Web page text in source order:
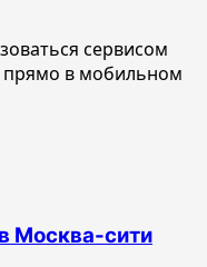
сервисом
прямо в мобильном
Москва-сити